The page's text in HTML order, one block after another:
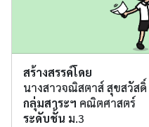
สร้างสรรค์โดย
นางสาวจณิสตาส์ สุขสวัสดิ์
กลุ่มสาระฯ คณิตศาสตร์
ระดับชั้น ม.3